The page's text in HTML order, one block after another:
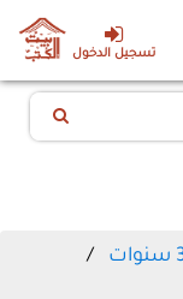
تسجيل الدخول